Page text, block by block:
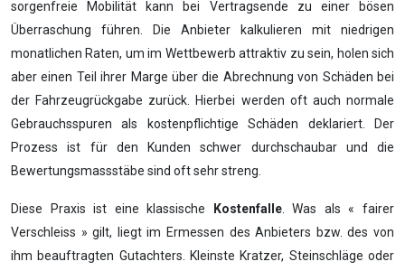
sorgenfreie Mobilität kann bei Vertragsende zu einer bösen
Überraschung führen. Die Anbieter kalkulieren mit niedrigen
monatlichen Raten, um im Wettbewerb attraktiv zu sein, holen sich
aber einen Teil ihrer Marge über die Abrechnung von Schäden bei
der Fahrzeugrückgabe zurück. Hierbei werden oft auch normale
Gebrauchsspuren als kostenpflichtige Schäden deklariert. Der
Prozess ist für den Kunden schwer durchschaubar und die
Bewertungsmassstäbe sind oft sehr streng.
Diese Praxis ist eine klassische Kostenfalle. Was als « fairer
Verschleiss » gilt, liegt im Ermessen des Anbieters bzw. des von
ihm beauftragten Gutachters. Kleinste Kratzer, Steinschläge oder